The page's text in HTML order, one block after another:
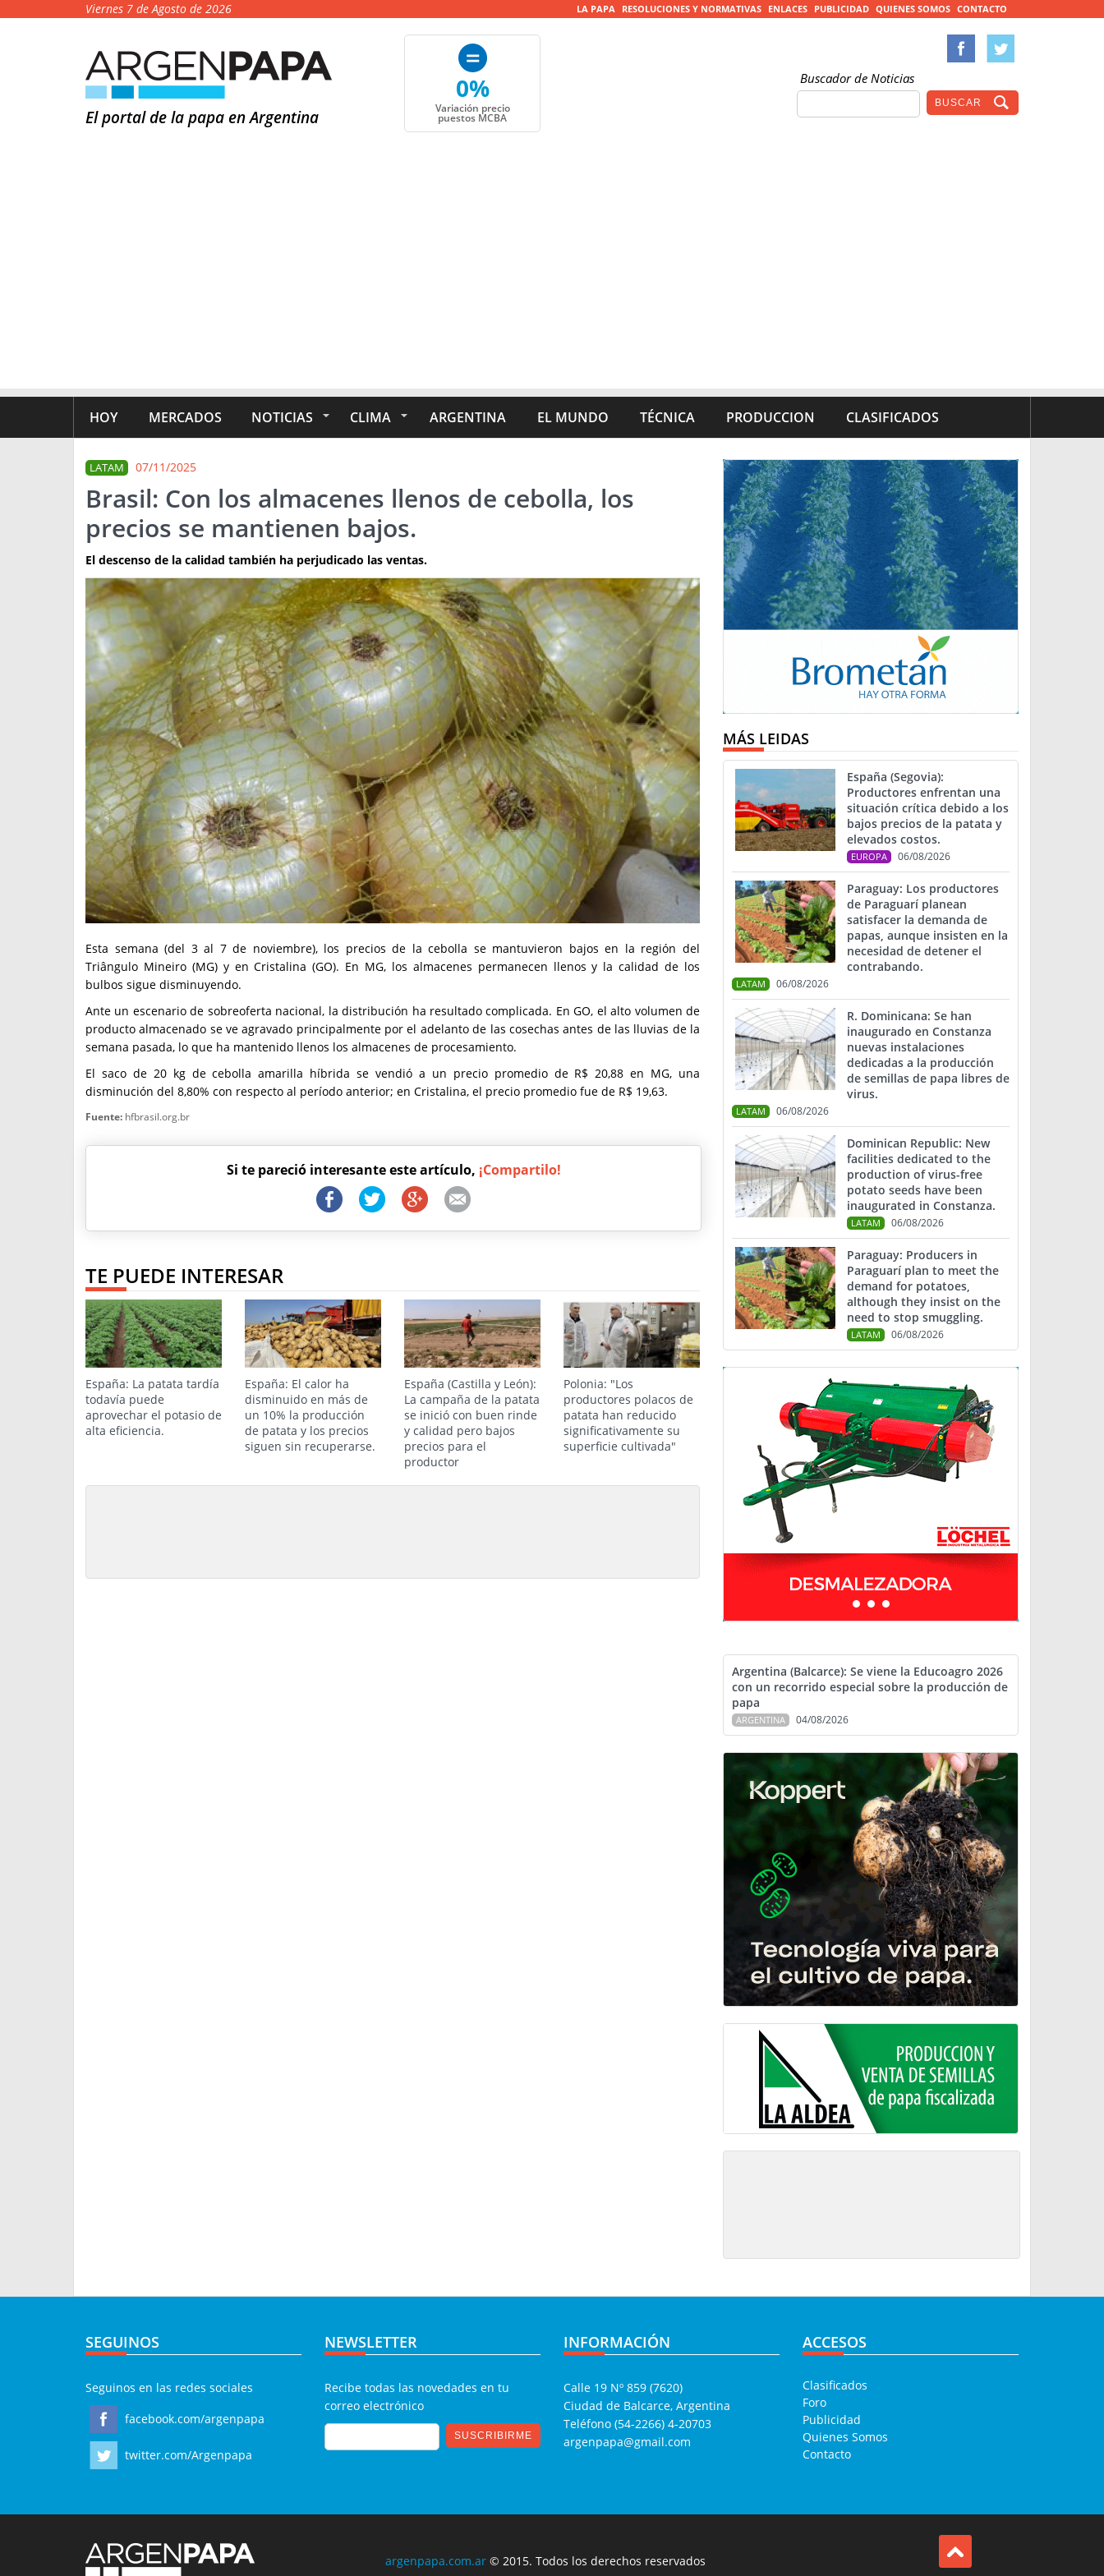
Viernes 7 de Agosto de 2026 LA PAPA RESOLUCIONES Y NORMATIVAS ENLACES PUBLICIDAD QUIENES SOMOS CONTACTO
El portal de la papa en Argentina
0%
Variación precio
puestos MCBA
Buscador de Noticias
HOY MERCADOS NOTICIAS CLIMA ARGENTINA EL MUNDO TÉCNICA PRODUCCION CLASIFICADOS
LATAM 07/11/2025
Brasil: Con los almacenes llenos de cebolla, los
precios se mantienen bajos.
El descenso de la calidad también ha perjudicado las ventas.
Esta semana (del 3 al 7 de noviembre), los precios de la cebolla se mantuvieron bajos en la región del
Triângulo Mineiro (MG) y en Cristalina (GO). En MG, los almacenes permanecen llenos y la calidad de los
bulbos sigue disminuyendo.
Ante un escenario de sobreoferta nacional, la distribución ha resultado complicada. En GO, el alto volumen de
producto almacenado se ve agravado principalmente por el adelanto de las cosechas antes de las lluvias de la
semana pasada, lo que ha mantenido llenos los almacenes de procesamiento.
El saco de 20 kg de cebolla amarilla híbrida se vendió a un precio promedio de R$ 20,88 en MG, una
disminución del 8,80% con respecto al período anterior; en Cristalina, el precio promedio fue de R$ 19,63.
Fuente: hfbrasil.org.br
Si te pareció interesante este artículo, ¡Compartilo!
TE PUEDE INTERESAR
España: La patata tardía
todavía puede
aprovechar el potasio de
alta eficiencia.
España: El calor ha
disminuido en más de
un 10% la producción
de patata y los precios
siguen sin recuperarse.
España (Castilla y León):
La campaña de la patata
se inició con buen rinde
y calidad pero bajos
precios para el
productor
Polonia: "Los
productores polacos de
patata han reducido
significativamente su
superficie cultivada"
MÁS LEIDAS
España (Segovia):
Productores enfrentan una
situación crítica debido a los
bajos precios de la patata y
elevados costos.
EUROPA 06/08/2026
Paraguay: Los productores
de Paraguarí planean
satisfacer la demanda de
papas, aunque insisten en la
necesidad de detener el
contrabando.
LATAM 06/08/2026
R. Dominicana: Se han
inaugurado en Constanza
nuevas instalaciones
dedicadas a la producción
de semillas de papa libres de
virus.
LATAM 06/08/2026
Dominican Republic: New
facilities dedicated to the
production of virus-free
potato seeds have been
inaugurated in Constanza.
LATAM 06/08/2026
Paraguay: Producers in
Paraguarí plan to meet the
demand for potatoes,
although they insist on the
need to stop smuggling.
LATAM 06/08/2026
Argentina (Balcarce): Se viene la Educoagro 2026
con un recorrido especial sobre la producción de
papa
ARGENTINA 04/08/2026
SEGUINOS
Seguinos en las redes sociales
facebook.com/argenpapa
twitter.com/Argenpapa
NEWSLETTER
Recibe todas las novedades en tu
correo electrónico
INFORMACIÓN
Calle 19 Nº 859 (7620)
Ciudad de Balcarce, Argentina
Teléfono (54-2266) 4-20703
argenpapa@gmail.com
ACCESOS
Clasificados
Foro
Publicidad
Quienes Somos
Contacto
argenpapa.com.ar© 2015. Todos los derechos reservados